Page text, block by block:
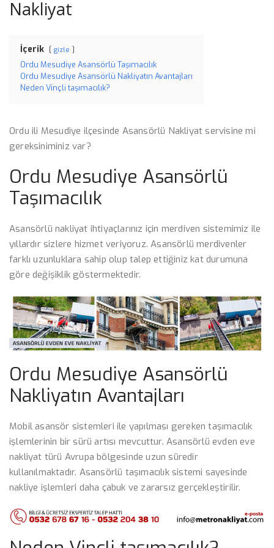
Nakliyat
İçerik gizle
Ordu Mesudiye Asansörlü Taşımacılık
Ordu Mesudiye Asansörlü Nakliyatın Avantajları
Neden Vinçli taşımacılık?
Ordu ili Mesudiye ilçesinde Asansörlü Nakliyat servisine mi
gereksiniminiz var?
Ordu Mesudiye Asansörlü
Taşımacılık
Asansörlü nakliyat ihtiyaçlarınız için merdiven sistemimiz ile
yıllardır sizlere hizmet veriyoruz. Asansörlü merdivenler
farklı uzunluklara sahip olup talep ettiğiniz kat durumuna
göre değişiklik göstermektedir.
Ordu Mesudiye Asansörlü
Nakliyatın Avantajları
Mobil asansör sistemleri ile yapılması gereken taşımacılık
işlemlerinin bir sürü artısı mevcuttur. Asansörlü evden eve
nakliyat türü Avrupa bölgesinde uzun süredir
kullanılmaktadır. Asansörlü taşımacılık sistemi sayesinde
nakliye işlemleri daha çabuk ve zararsız gerçekleştirilir.